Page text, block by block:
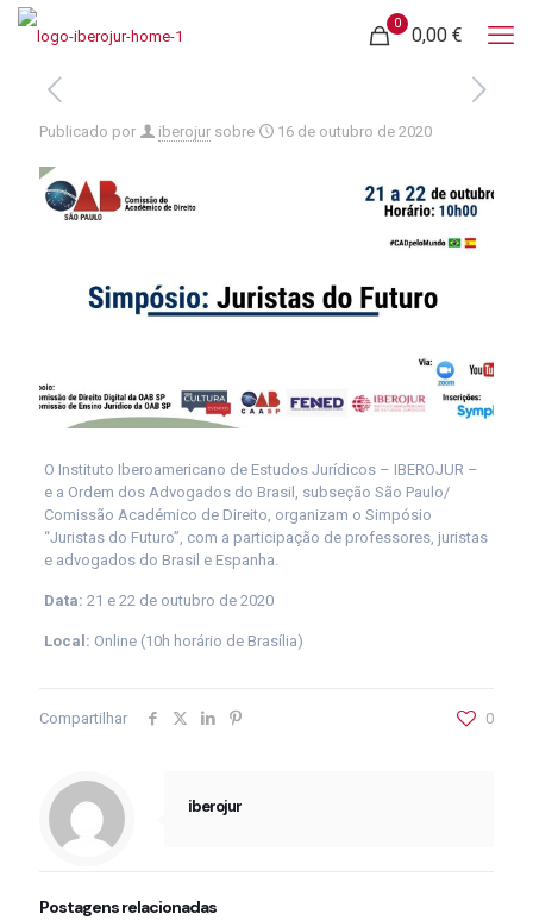
0
0,00 €
Publicado por iberojur sobre 16 de outubro de 2020
O Instituto Iberoamericano de Estudos Jurídicos – IBEROJUR –
e a Ordem dos Advogados do Brasil, subseção São Paulo/
Comissão Académico de Direito, organizam o Simpósio
“Juristas do Futuro”, com a participação de professores, juristas
e advogados do Brasil e Espanha.
Data: 21 e 22 de outubro de 2020
Local: Online (10h horário de Brasília)
Compartilhar 0
iberojur
Postagens relacionadas